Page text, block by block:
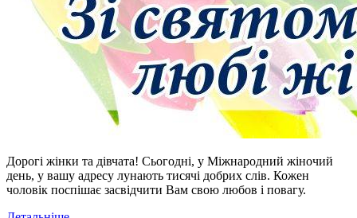
Дорогі жінки та дівчата! Сьогодні, у Міжнародний жіночий
день, у вашу адресу лунають тисячі добрих слів. Кожен
чоловік поспішає засвідчити Вам свою любов і повагу.